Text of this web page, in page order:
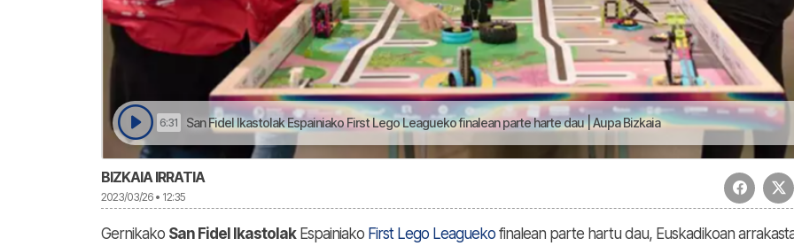
6:31 San Fidel Ikastolak Espainiako First Lego Leagueko finalean parte harte dau | Aupa Bizkaia
BIZKAIA IRRATIA
2023/03/26 • 12:35
Gernikako San Fidel IkastolakEspainiako First Lego Leagueko finalean parte hartu dau, Euskadikoan